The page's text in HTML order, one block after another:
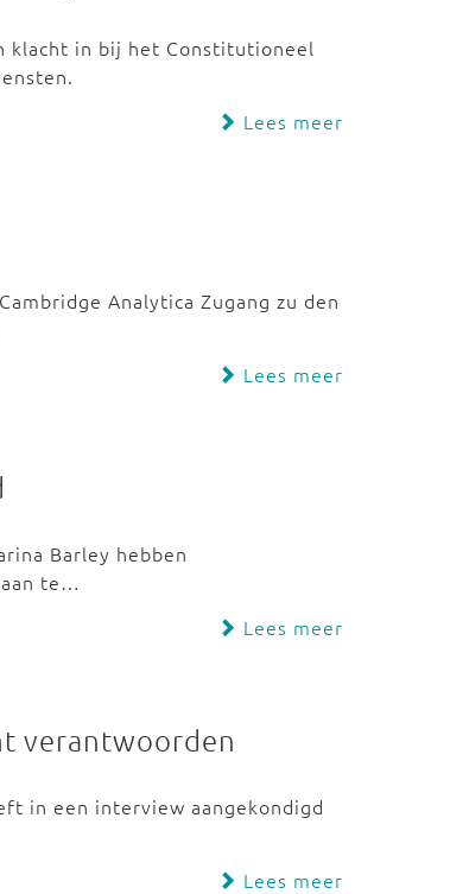
klacht in bij het Constitutioneel
Lees meer
Analytica Zugang zu den
Lees meer
Barley hebben
te…
Lees meer
verantwoorden
in een interview aangekondigd
Lees meer